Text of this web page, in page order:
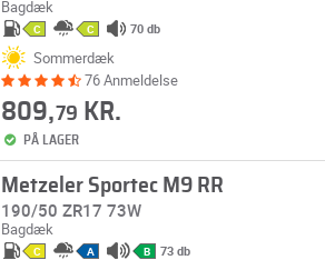
Bagdæk
C C 70 db
Sommerdæk
76 Anmeldelse
809,79 KR.
PÅ LAGER
Metzeler Sportec M9 RR
190/50 ZR17 73W
Bagdæk
C A B 73 db